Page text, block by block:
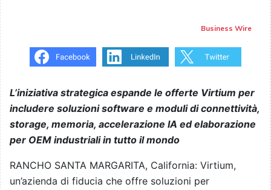
Business Wire
L’iniziativa strategica espande le offerte Virtium per
includere soluzioni software e moduli di connettività,
storage, memoria, accelerazione IA ed elaborazione
per OEM industriali in tutto il mondo
RANCHO SANTA MARGARITA, California: Virtium,
un’azienda di fiducia che offre soluzioni per